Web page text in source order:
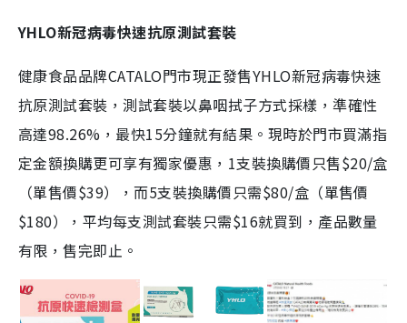
YHLO新冠病毒快速抗原測試套裝
健康食品品牌CATALO門市現正發售YHLO新冠病毒快速
抗原測試套裝，測試套裝以鼻咽拭子方式採樣，準確性
高達98.26%，最快15分鐘就有結果。現時於門市買滿指
定金額換購更可享有獨家優惠，1支裝換購價只售$20/盒
（單售價$39），而5支裝換購價只需$80/盒（單售價
$180），平均每支測試套裝只需$16就買到，產品數量
有限，售完即止。